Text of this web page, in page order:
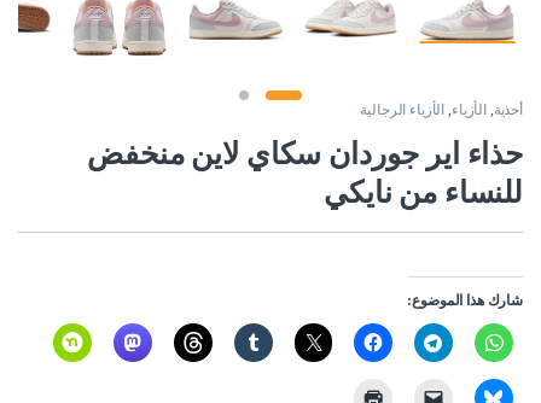
أحذية, الأزياء, الأزياء الرجالية
حذاء اير جوردان سكاي لاين منخفض
للنساء من نايكي
شارك هذا الموضوع: